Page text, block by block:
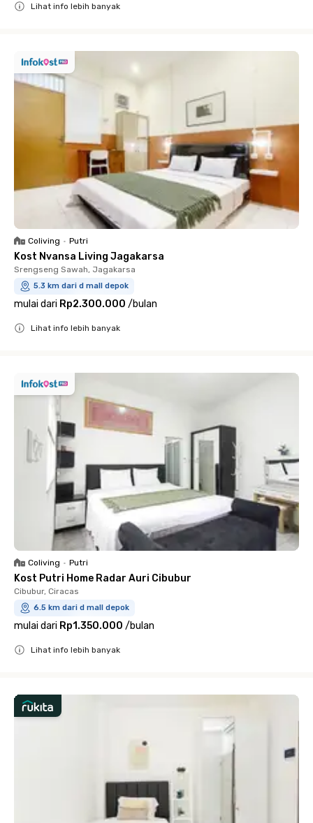
Lihat info lebih banyak
Coliving • Putri
Kost Nvansa Living Jagakarsa
Srengseng Sawah, Jagakarsa
5.3 km dari d mall depok
mulai dari Rp2.300.000 /bulan
Lihat info lebih banyak
Coliving • Putri
Kost Putri Home Radar Auri Cibubur
Cibubur, Ciracas
6.5 km dari d mall depok
mulai dari Rp1.350.000 /bulan
Lihat info lebih banyak